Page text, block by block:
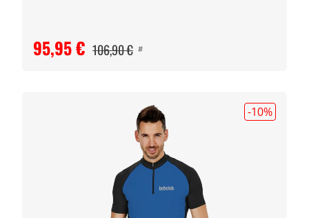
95,95 € 106,90 € #
-10%